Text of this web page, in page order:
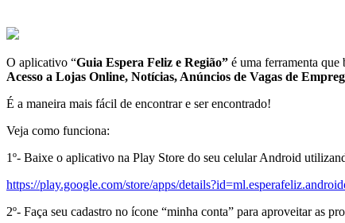
O aplicativo “Guia Espera Feliz e Região” é uma ferramenta que
Acesso a Lojas Online, Notícias, Anúncios de Vagas de
É a maneira mais fácil de encontrar e ser encontrado!
Veja como funciona:
1º- Baixe o aplicativo na Play Store do seu celular Android
https://play.google.com/store/apps/
2º- Faça seu cadastro no ícone “minha conta” para aproveitar as